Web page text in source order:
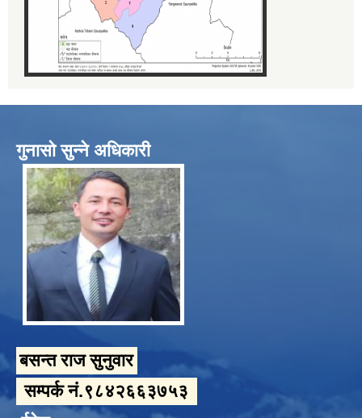
गुनासो सुन्ने अधिकारी
बसन्त राज सुनुवार
सम्पर्क नं.९८४२६६३७५३